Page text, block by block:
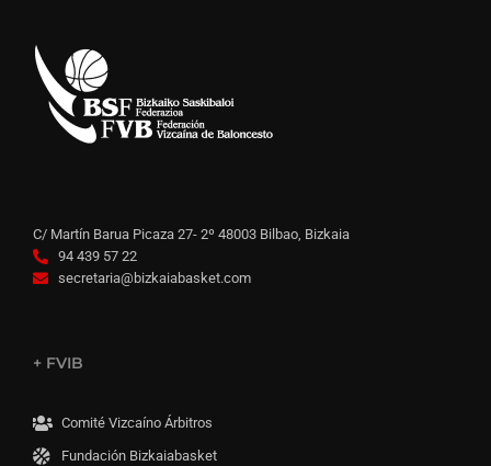
C/ Martín Barua Picaza 27- 2º 48003 Bilbao, Bizkaia
94 439 57 22
secretaria@bizkaiabasket.com
+ FVIB
Comité Vizcaíno Árbitros
Fundación Bizkaiabasket